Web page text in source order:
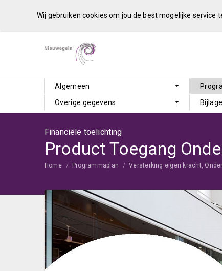
Wij gebruiken cookies om jou de best mogelijke service
Algemeen
Overige gegevens
Financiële toelichting
Product Toegang
Home Programmaplan Versterking eigen kracht,